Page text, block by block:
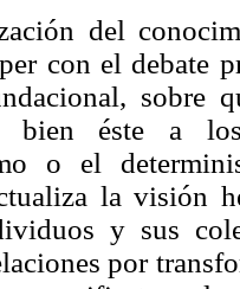
del
con el debate
sobre
bien éste a
o el
la visión
y sus
por